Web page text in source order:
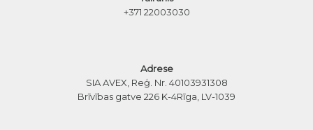
+371 22003030
Adrese
SIA AVEX, Reģ. Nr. 40103931308
Brīvības gatve 226 K-4Rīga, LV-1039